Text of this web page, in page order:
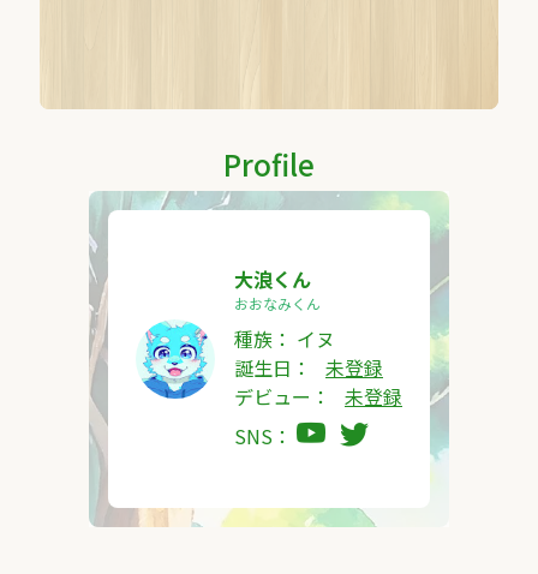
Profile
大浪くん
おおなみくん
種族： イヌ
誕生日：
未登録
デビュー：
未登録
SNS：